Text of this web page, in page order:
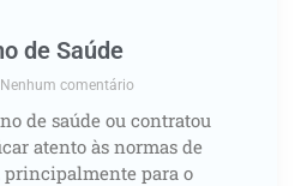
de Saúde
Nenhum comentário
de saúde ou contratou
atento às normas de
principalmente para o